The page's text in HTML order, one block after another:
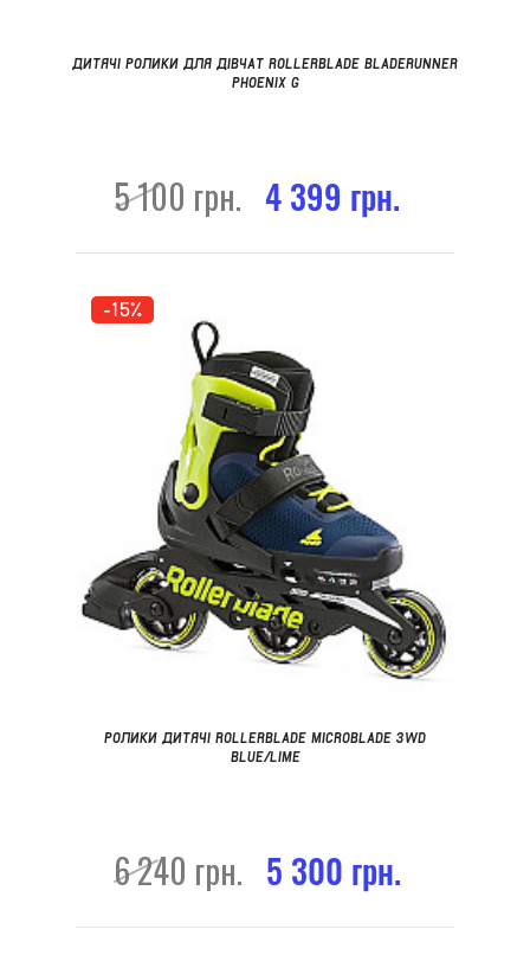
ДИТЯЧІ РОЛИКИ ДЛЯ ДІВЧАТ ROLLERBLADE BLADERUNNER
PHOENIX G
5 100 грн. 4 399 грн.
-15%
РОЛИКИ ДИТЯЧІ ROLLERBLADE MICROBLADE 3WD
BLUE/LIME
6 240 грн. 5 300 грн.